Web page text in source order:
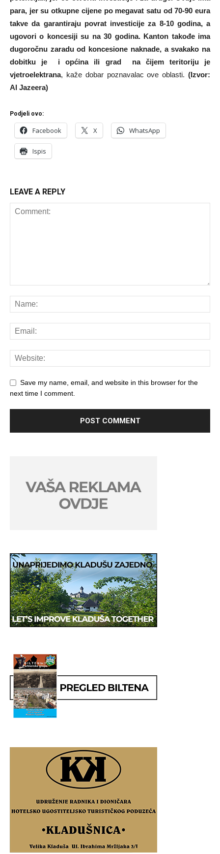
para, jer su otkupne cijene po megavat satu od 70-90 eura
takve da garantiraju povrat investicije za 8-10 godina, a
ugovori o koncesiji su na 30 godina. Kanton takođe ima
dugoročnu zaradu od koncesione naknade, a svakako na
dobitku je i općina ili grad na čijem teritoriju je
vjetroelektrana, kaže dobar poznavalac ove oblasti. (Izvor:
Al Jazeera)
Podjeli ovo:
Facebook X WhatsApp
Ispis
LEAVE A REPLY
Save my name, email, and website in this browser for the
next time I comment.